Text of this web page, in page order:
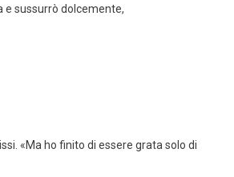
e sussurrò dolcemente,
«Ma ho finito di essere grata solo di